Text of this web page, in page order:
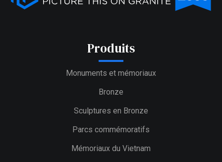
Produits
Monuments et mémoriaux
Bronze
Sculptures en Bronze
Parcs commémoratifs
Mémoriaux du Vietnam